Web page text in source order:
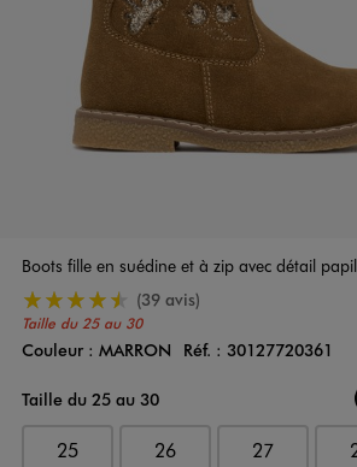
Boots fille en suédine et à zip avec détail
Taille du 25 au 30
4.5/5 de moyenne
(39 avis)
Couleur
Couleur : MARRON Réf. : 30127720361
Taille du 25 au 30
25 26 27